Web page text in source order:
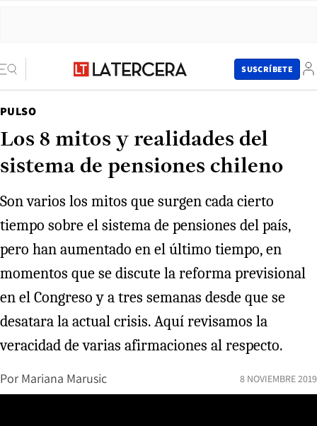
SUSCRÍBETE
PULSO
Los 8 mitos y realidades del
sistema de pensiones chileno
Son varios los mitos que surgen cada cierto
tiempo sobre el sistema de pensiones del país,
pero han aumentado en el último tiempo, en
momentos que se discute la reforma previsional
en el Congreso y a tres semanas desde que se
desatara la actual crisis. Aquí revisamos la
veracidad de varias afirmaciones al respecto.
Por Mariana Marusic 8 NOVIEMBRE 2019